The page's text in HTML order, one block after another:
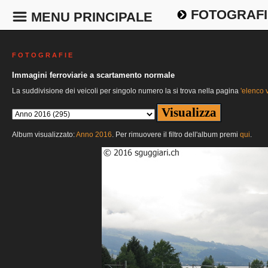
MENU PRINCIPALE
F O T O G R A F I E
Immagini ferroviarie a scartamento normale
La suddivisione dei veicoli per singolo numero la si trova nella pagina 'elenco
Album visualizzato:Anno 2016. Per rimuovere il filtro dell'album premi qui.